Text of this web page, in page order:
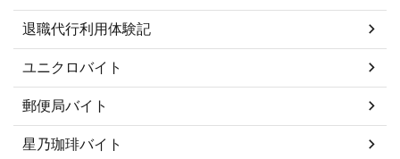
退職代行利用体験記
ユニクロバイト
郵便局バイト
星乃珈琲バイト